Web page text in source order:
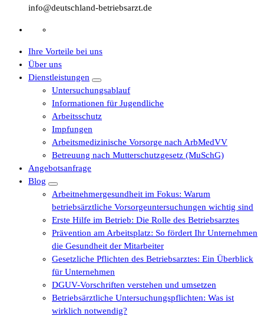
info@deutschland-betriebsarzt.de
Ihre Vorteile bei uns
Über uns
Dienstleistungen
Untersuchungsablauf
Informationen für Jugendliche
Arbeitsschutz
Impfungen
Arbeitsmedizinische Vorsorge nach ArbMedVV
Betreuung nach Mutterschutzgesetz (MuSchG)
Angebotsanfrage
Blog
Arbeitnehmergesundheit im Fokus: Warum
betriebsärztliche Vorsorgeuntersuchungen wichtig sind
Erste Hilfe im Betrieb: Die Rolle des Betriebsarztes
Prävention am Arbeitsplatz: So fördert Ihr Unternehmen
die Gesundheit der Mitarbeiter
Gesetzliche Pflichten des Betriebsarztes: Ein Überblick
für Unternehmen
DGUV-Vorschriften verstehen und umsetzen
Betriebsärztliche Untersuchungspflichten: Was ist
wirklich notwendig?